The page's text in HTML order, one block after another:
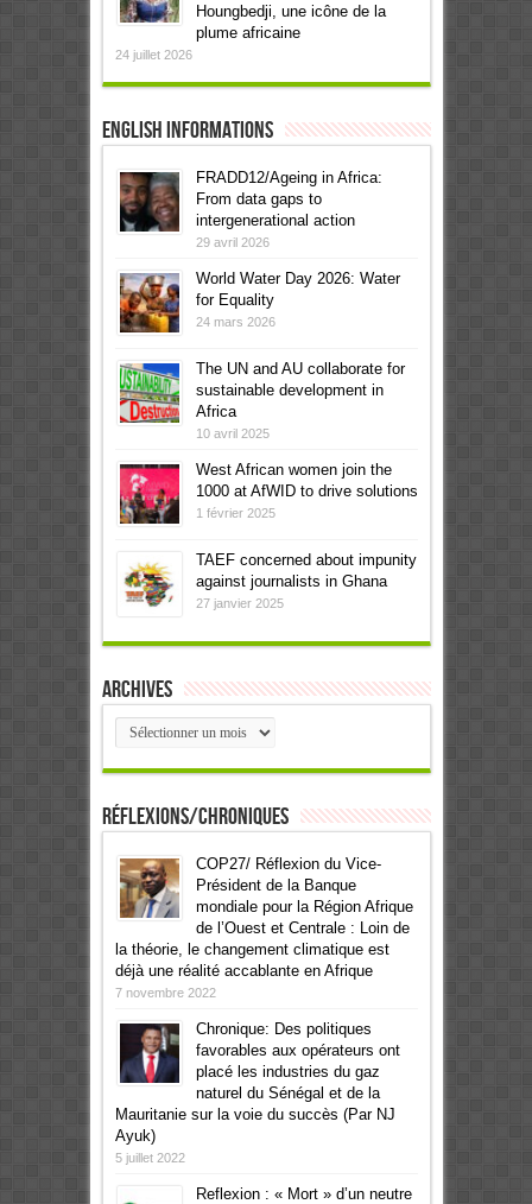
Houngbedji, une icône de la
plume africaine
24 juillet 2026
English informations
FRADD12/Ageing in Africa:
From data gaps to
intergenerational action
29 avril 2026
World Water Day 2026: Water
for Equality
24 mars 2026
The UN and AU collaborate for
sustainable development in
Africa
10 avril 2025
West African women join the
1000 at AfWID to drive solutions
1 février 2025
TAEF concerned about impunity
against journalists in Ghana
27 janvier 2025
Archives
Archives
Réflexions/Chroniques
COP27/ Réflexion du Vice-
Président de la Banque
mondiale pour la Région Afrique
de l’Ouest et Centrale : Loin de
la théorie, le changement climatique est
déjà une réalité accablante en Afrique
7 novembre 2022
Chronique: Des politiques
favorables aux opérateurs ont
placé les industries du gaz
naturel du Sénégal et de la
Mauritanie sur la voie du succès (Par NJ
Ayuk)
5 juillet 2022
Reflexion : « Mort » d’un neutre